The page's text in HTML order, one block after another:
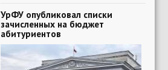
УрФУ опубликовал списки
зачисленных на бюджет
абитуриентов